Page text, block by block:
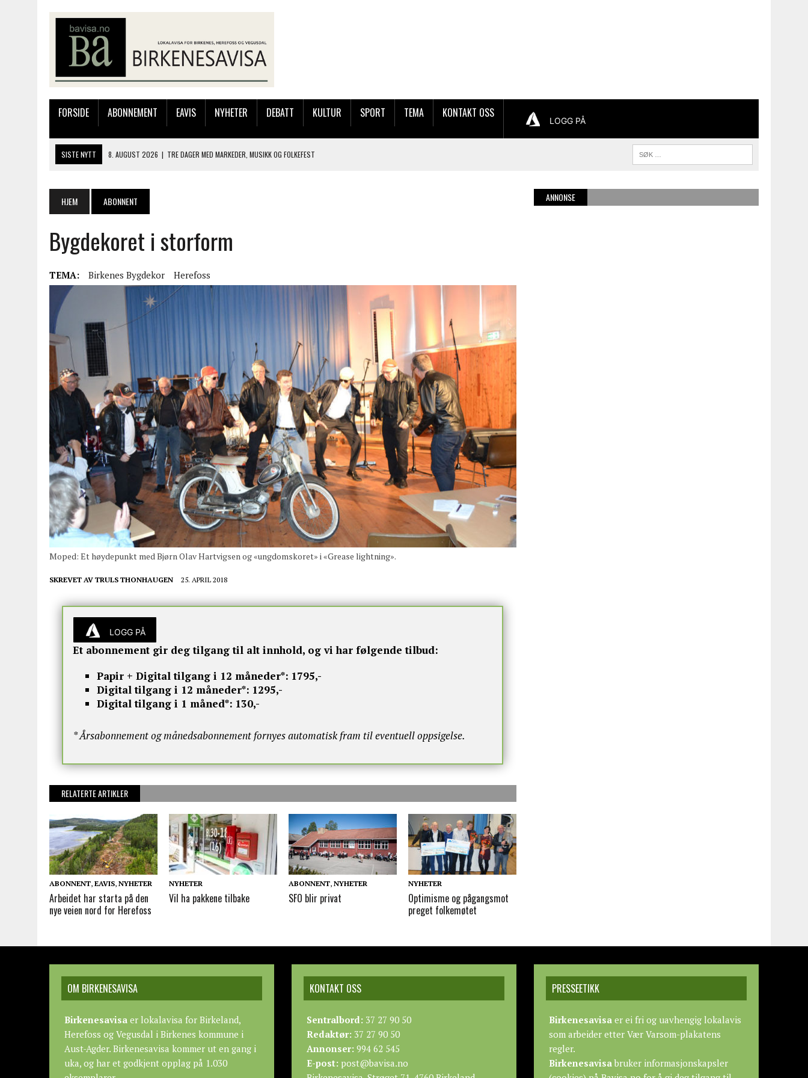
FORSIDE ABONNEMENT EAVIS NYHETER DEBATT KULTUR SPORT TEMA KONTAKT OSS
LOGG PÅ
SISTE NYTT 8. AUGUST 2026 | TRE DAGER MED MARKEDER, MUSIKK OG FOLKEFEST
7. AUGUST 2026 | BARN, DYR OG TRE DAGER MED NYE OPPLEVELSER
8. AUGUST 2026
GAUSLÅ KILE OG HAUGEPLASS AANESEN TOK GULL OG BRONSE PÅ BLINK
HJEM ABONNENT
Bygdekoret i storform
TEMA: Birkenes Bygdekor Herefoss
Moped: Et høydepunkt med Bjørn Olav Hartvigsen og «ungdomskoret» i «Grease lightning».
SKREVET AV TRULS THONHAUGEN 25. APRIL 2018
LOGG PÅ
Et abonnement gir deg tilgang til alt innhold, og vi har følgende tilbud:
Papir + Digital tilgang i 12 måneder*: 1795,-
Digital tilgang i 12 måneder*: 1295,-
Digital tilgang i 1 måned*: 130,-
* Årsabonnement og månedsabonnement fornyes automatisk fram til eventuell oppsigelse.
RELATERTE ARTIKLER
ABONNENT, EAVIS, NYHETER
Arbeidet har starta på den
nye veien nord for Herefoss
NYHETER
Vil ha pakkene tilbake
ABONNENT,NYHETER
SFO blir privat
NYHETER
Optimisme og pågangsmot
preget folkemøtet
ANNONSE
OM BIRKENESAVISA
Birkenesavisa er lokalavisa for Birkeland,
Herefoss og Vegusdal i Birkenes kommune i
Aust-Agder. Birkenesavisa kommer ut en gang i
uka, og har et godkjent opplag på 1.030
KONTAKT OSS
Sentralbord: 37 27 90 50
Redaktør: 37 27 90 50
Annonser: 994 62 545
E-post: post@bavisa.no
PRESSEETIKK
Birkenesavisa er ei fri og uavhengig lokalavis
som arbeider etterVær Varsom-plakatens
regler.
Birkenesavisabruker informasjonskapsler